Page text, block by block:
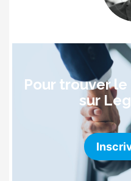
Pour trouver le
sur